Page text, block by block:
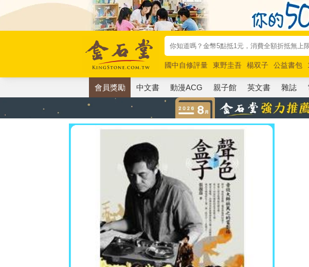
國中自修評量 東野圭吾 楊双子 公益書包
唯紅花綻放
奧德賽 路邊攤新作 馬斯克 玩
會員獎勵 中文書 動漫ACG 親子館 英文書 雜誌